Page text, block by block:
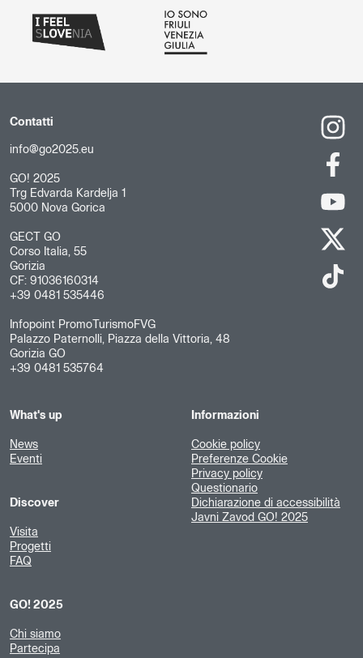
Contatti
info@go2025.eu
GO! 2025
Trg Edvarda Kardelja 1
5000 Nova Gorica
GECT GO
Corso Italia, 55
Gorizia
CF: 91036160314
+39 0481 535446
Infopoint PromoTurismoFVG
Palazzo Paternolli, Piazza della Vittoria, 48
Gorizia GO
+39 0481 535764
What's up
News
Eventi
Discover
Visita
Progetti
FAQ
GO! 2025
Chi siamo
Partecipa
Informazioni
Cookie policy
Preferenze Cookie
Privacy policy
Questionario
Dichiarazione di accessibilità
Javni Zavod GO! 2025